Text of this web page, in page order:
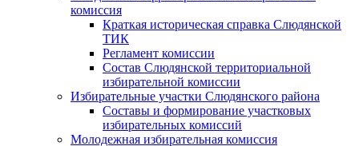
комиссия
Краткая историческая справка Слюдянской
ТИК
Регламент комиссии
Состав Слюдянской территориальной
избирательной комиссии
Избирательные участки Слюдянского района
Составы и формирование участковых
избирательных комиссий
Молодежная избирательная комиссия